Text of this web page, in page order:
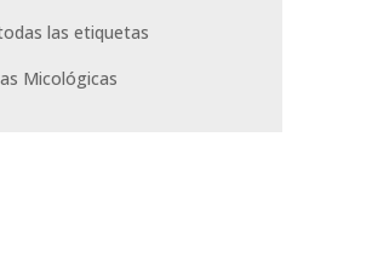
las etiquetas
Micológicas